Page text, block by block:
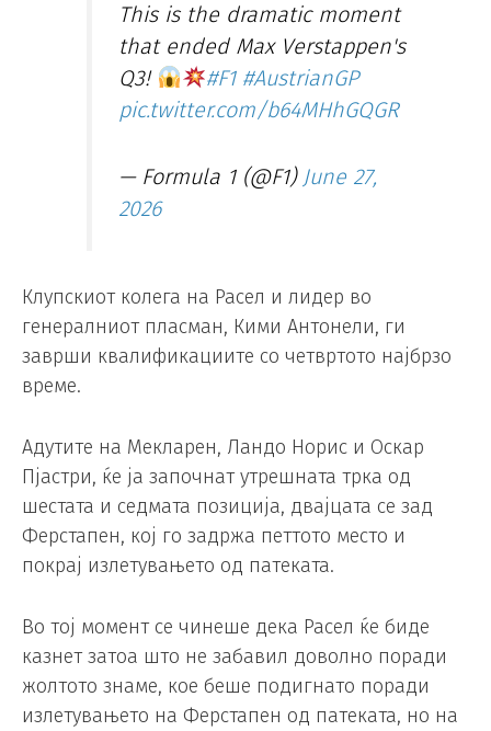
This is the dramatic moment
that ended Max Verstappen's
Q3!
#F1 #AustrianGP
pic.twitter.com/b64MHhGQGR
— Formula 1 (@F1) June 27,
2026
Клупскиот колега на Расел и лидер во
генералниот пласман, Кими Антонели, ги
заврши квалификациите со четвртото најбрзо
време.
Адутите на Мекларен, Ландо Норис и Оскар
Пјастри, ќе ја започнат утрешната трка од
шестата и седмата позиција, двајцата се зад
Ферстапен, кој го задржа петтото место и
покрај излетувањето од патеката.
Во тој момент се чинеше дека Расел ќе биде
казнет затоа што не забавил доволно поради
жолтото знаме, кое беше подигнато поради
излетувањето на Ферстапен од патеката, но на